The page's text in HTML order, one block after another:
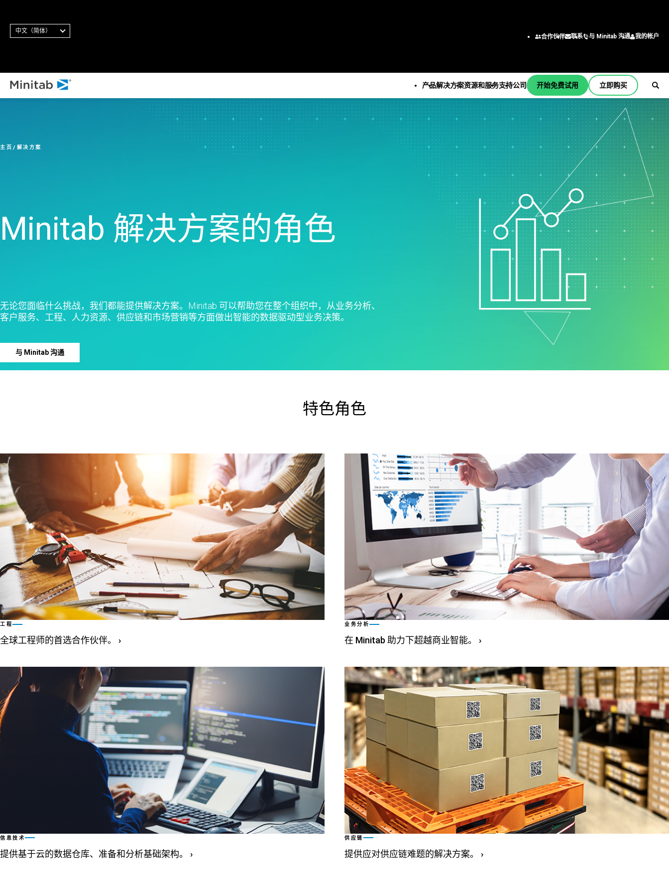
中文（简体）
合作伙伴
联系 与 Minitab 沟通 我的帐户
产品
所有产品
Minitab Solution Center
Minitab Statistical
Minitab Connect
Minitab Model Ops
Minitab Education Hub
解决方案
所有解决方案
分析
统计学和预测分析
Live Analytics
可靠性和寿命数据分析
离散事件模拟
自动化数据收集
行业解决方案
学术
建筑
能源和自然资源
政府和公共部门
医疗保健
保险
制造和工业
制药
服务
软件和技术
按职能/角色
工程
商业分析师
信息技术
供应链
客户服务和联系中心
人力资源
营销数据分析
研发
资源和服务
所有资源和服务
电子书和白皮书
服务
培训
自定进度的学习
继续教育
咨询
支持
技术支持
订阅和激活
Minitab Quick Start
培训
安装支持
支持视频
支持文档
软件更新
产品下载
支持政策
公司
公司
关于我们
领导团队
合作伙伴
职业
联系我们
新闻
Minitab 商品
开始免费试用 立即购买
主页 解决方案
Minitab 解决方案的角色
无论您面临什么挑战，我们都能提供解决方案。Minitab 可以帮助您在整个组织中，从业务分析、
客户服务、工程、人力资源、供应链和市场营销等方面做出智能的数据驱动型业务决策。
与 Minitab 沟通
特色角色
工程
全球工程师的首选合作伙伴。 ›
业务分析
在 Minitab 助力下超越商业智能。 ›
信息技术
提供基于云的数据仓库、准备和分析基础架构。 ›
供应链
提供应对供应链难题的解决方案。 ›